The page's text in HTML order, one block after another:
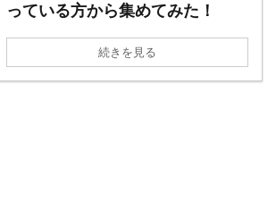
っている方から集めてみた！
続きを見る